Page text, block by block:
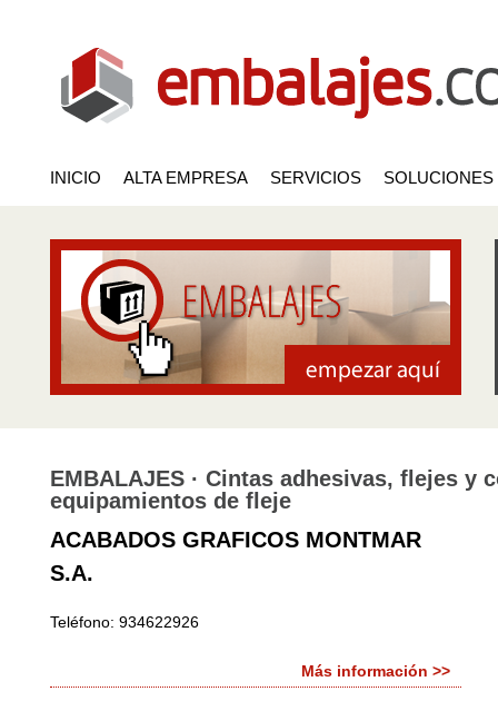
INICIO ALTA EMPRESA SERVICIOS SOLUCIONES
EMBALAJES · Cintas adhesivas, flejes y
equipamientos de fleje
ACABADOS GRAFICOS MONTMAR
S.A.
Teléfono: 934622926
Más información >>